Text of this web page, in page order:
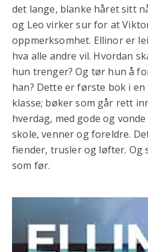
det lange, blanke håret sitt
og Leo virker sur for at
oppmerksomhet. Ellinor er
hva alle andre vil. Hvordan
hun trenger? Og tør hun å
han? Dette er første bok i
klasse; bøker som går rett
hverdag, med gode og
skole, venner og foreldre.
fiender, trusler og løfter. Og
som før.